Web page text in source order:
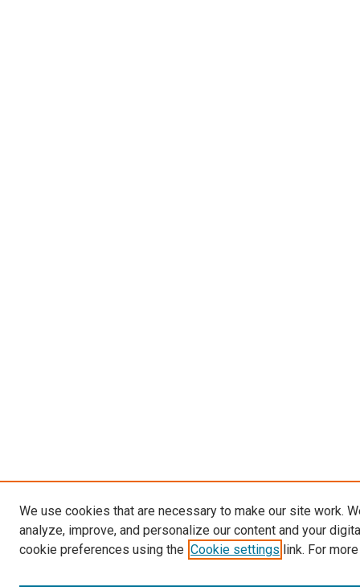
We use cookies that are necessary to make our site work.
analyze, improve, and personalize our content and your
cookie preferences using the Cookie settings link. For